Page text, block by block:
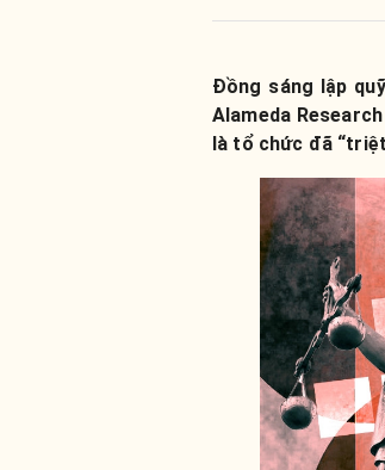
Đồng sáng lập
Alameda
là tổ chức đã